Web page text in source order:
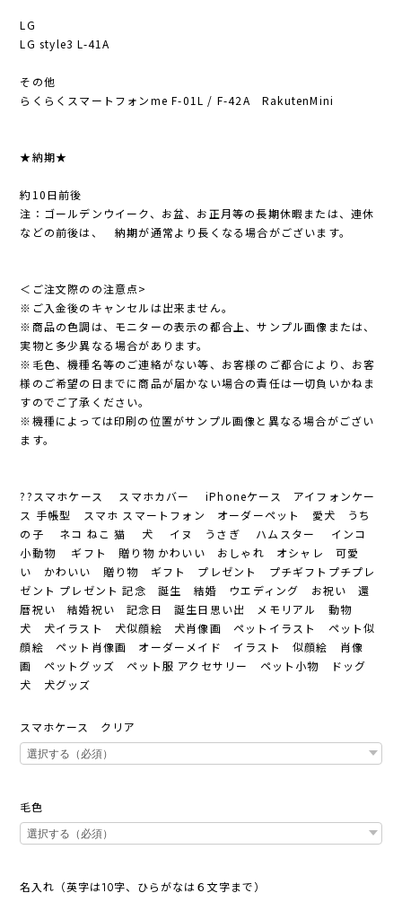
LG
LG style3 L-41A
その他
らくらくスマートフォンme F-01L / F-42A RakutenMini
★納期★
約10日前後
注：ゴールデンウイーク、お盆、お正月等の長期休暇または、連休
などの前後は、 納期が通常より長くなる場合がございます。
＜ご注文際のの注意点>
※ご入金後のキャンセルは出来ません。
※商品の色調は、モニターの表示の都合上、サンプル画像または、
実物と多少異なる場合があります。
※毛色、機種名等のご連絡がない等、お客様のご都合により、お客
様のご希望の日までに商品が届かない場合の責任は一切負いかねま
すのでご了承ください。
※機種によっては印刷の位置がサンプル画像と異なる場合がござい
ます。
??スマホケース スマホカバー iPhoneケース アイフォンケー
ス 手帳型 スマホ スマートフォン オーダーペット 愛犬 うち
の子 ネコ ねこ 猫 犬 イヌ うさぎ ハムスター インコ
小動物 ギフト 贈り物 かわいい おしゃれ オシャレ 可愛
い かわいい 贈り物 ギフト プレゼント プチギフトプチプレ
ゼント プレゼント 記念 誕生 結婚 ウエディング お祝い 還
暦祝い 結婚祝い 記念日 誕生日思い出 メモリアル 動物
犬 犬イラスト 犬似顔絵 犬肖像画 ペットイラスト ペット似
顔絵 ペット肖像画 オーダーメイド イラスト 似顔絵 肖像
画 ペットグッズ ペット服 アクセサリー ペット小物 ドッグ
犬 犬グッズ
スマホケース クリア
毛色
名入れ（英字は10字、ひらがなは６文字まで）